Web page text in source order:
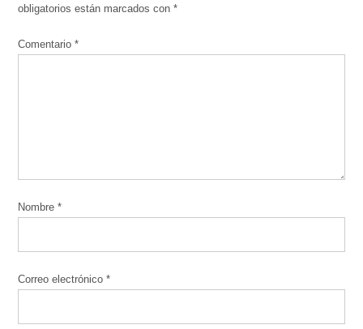
obligatorios están marcados con*
Comentario*
Nombre*
Correo electrónico*